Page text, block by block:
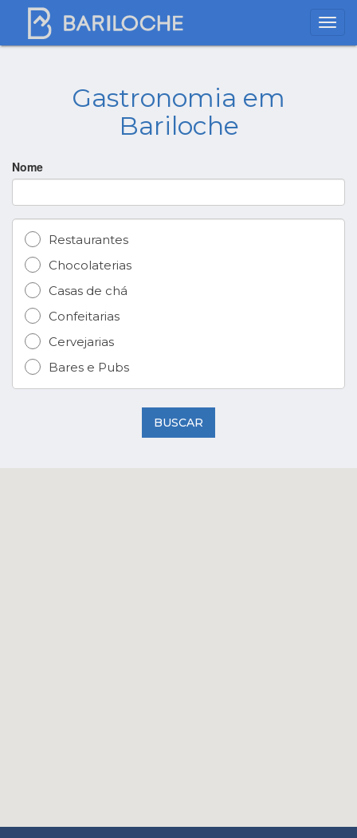
Gastronomia em
Bariloche
Nome
Restaurantes
Chocolaterias
Casas de chá
Confeitarias
Cervejarias
Bares e Pubs
BUSCAR